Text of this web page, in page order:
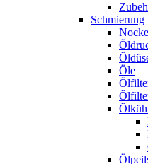
Schmierung
Öle